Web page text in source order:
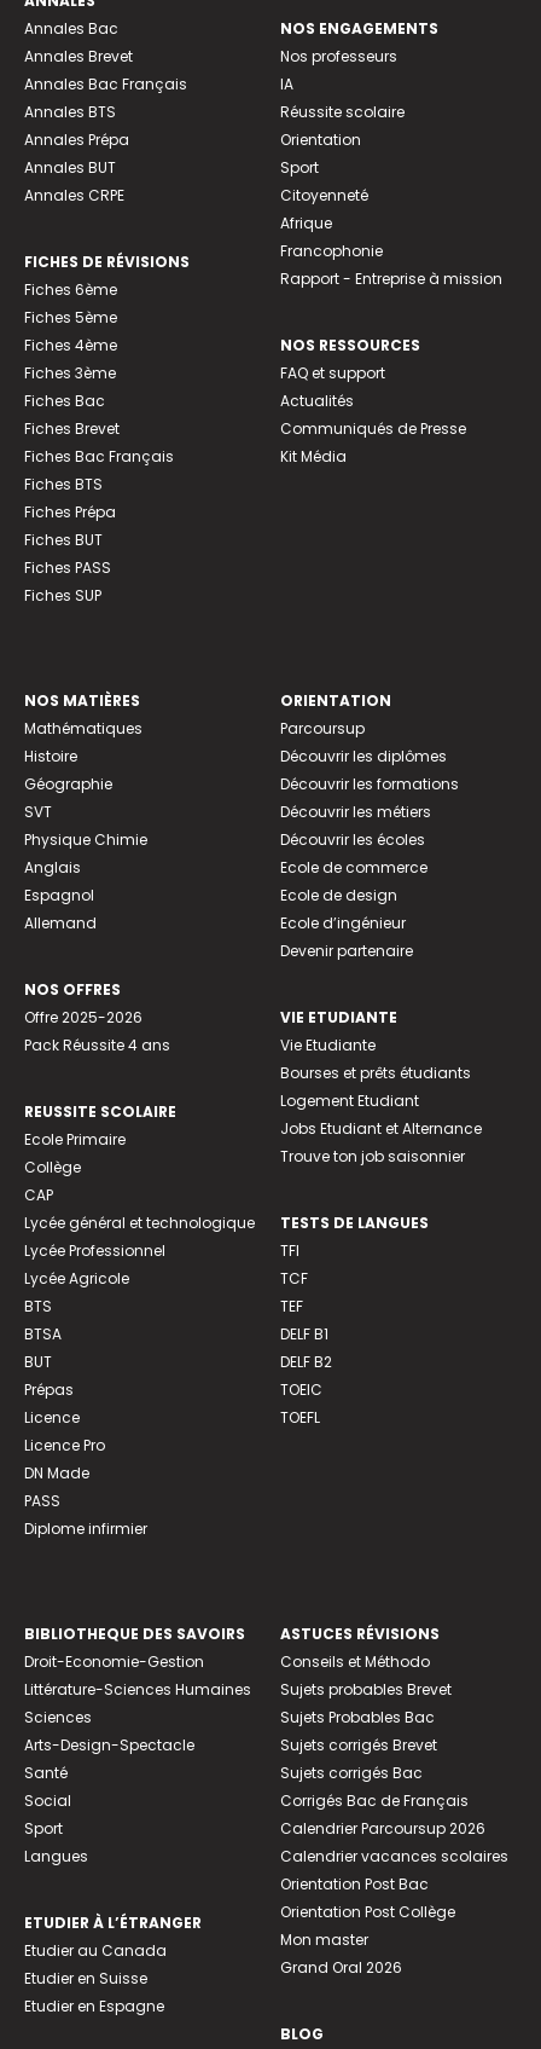
Annales Bac
Annales Brevet
Annales Bac Français
Annales BTS
Annales Prépa
Annales BUT
Annales CRPE
FICHES DE RÉVISIONS
Fiches 6ème
Fiches 5ème
Fiches 4ème
Fiches 3ème
Fiches Bac
Fiches Brevet
Fiches Bac Français
Fiches BTS
Fiches Prépa
Fiches BUT
Fiches PASS
Fiches SUP
NOS ENGAGEMENTS
Nos professeurs
IA
Réussite scolaire
Orientation
Sport
Citoyenneté
Afrique
Francophonie
Rapport - Entreprise à mission
NOS RESSOURCES
FAQ et support
Actualités
Communiqués de Presse
Kit Média
NOS MATIÈRES
Mathématiques
Histoire
Géographie
SVT
Physique Chimie
Anglais
Espagnol
Allemand
NOS OFFRES
Offre 2025-2026
Pack Réussite 4 ans
REUSSITE SCOLAIRE
Ecole Primaire
Collège
CAP
Lycée général et technologique
Lycée Professionnel
Lycée Agricole
BTS
BTSA
BUT
Prépas
Licence
Licence Pro
DN Made
PASS
Diplome infirmier
ORIENTATION
Parcoursup
Découvrir les diplômes
Découvrir les formations
Découvrir les métiers
Découvrir les écoles
Ecole de commerce
Ecole de design
Ecole d’ingénieur
Devenir partenaire
VIE ETUDIANTE
Vie Etudiante
Bourses et prêts étudiants
Logement Etudiant
Jobs Etudiant et Alternance
Trouve ton job saisonnier
TESTS DE LANGUES
TFI
TCF
TEF
DELF B1
DELF B2
TOEIC
TOEFL
BIBLIOTHEQUE DES SAVOIRS
Droit-Economie-Gestion
Littérature-Sciences Humaines
Sciences
Arts-Design-Spectacle
Santé
Social
Sport
Langues
ETUDIER À L’ÉTRANGER
Etudier au Canada
Etudier en Suisse
Etudier en Espagne
ASTUCES RÉVISIONS
Conseils et Méthodo
Sujets probables Brevet
Sujets Probables Bac
Sujets corrigés Brevet
Sujets corrigés Bac
Corrigés Bac de Français
Calendrier Parcoursup 2026
Calendrier vacances scolaires
Orientation Post Bac
Orientation Post Collège
Mon master
Grand Oral 2026
BLOG